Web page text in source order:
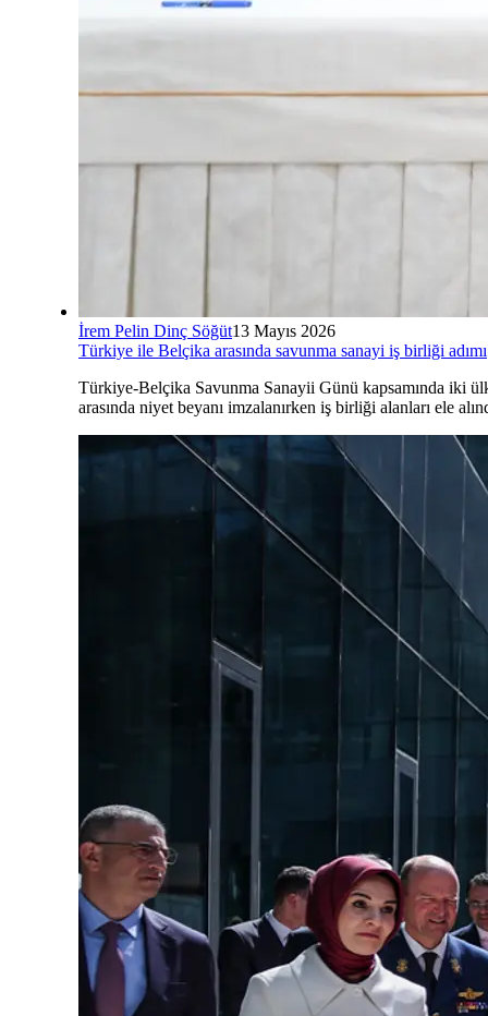
İrem Pelin Dinç Söğüt13 Mayıs 2026
Türkiye ile Belçika arasında savunma sanayi iş birliği adımı
Türkiye-Belçika Savunma Sanayii Günü kapsamında iki
arasında niyet beyanı imzalanırken iş birliği alanları ele